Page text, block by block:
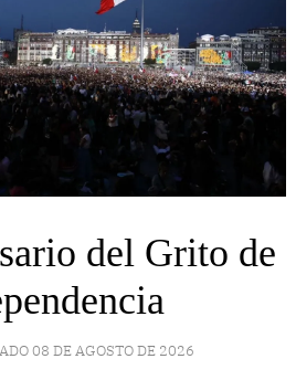
del Grito de
08 DE AGOSTO DE 2026